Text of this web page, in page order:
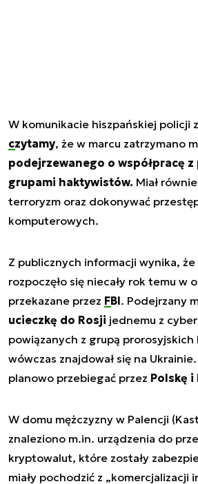
W komunikacie hiszpańskiej policji
czytamy, że w marcu zatrzymano
podejrzewanego o współpracę
grupami haktywistów. Miał
terroryzm oraz dokonywać
komputerowych.
Z publicznych informacji wynika,
rozpoczęło się niecały rok temu w
przekazane przez FBI. Podejrzany
ucieczkę do Rosji jednemu z
powiązanych z grupą
wówczas znajdował się na
planowo przebiegać przez Polskę i
W domu mężczyzny w Palencji
znaleziono m.in. urządzenia do
kryptowalut, które zostały
miały pochodzić z „komercjalizacji